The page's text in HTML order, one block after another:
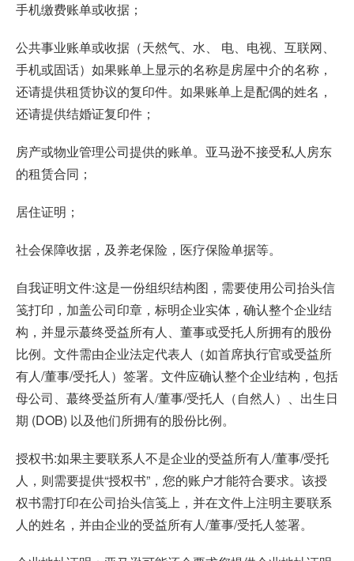
⼿机缴费账单或收据；
公共事业账单或收据（天然⽓、⽔、 电、电视、互联⽹、
⼿机或固话）如果账单上显⽰的名称是房屋中介的名称，
还请提供租赁协议的复印件。如果账单上是配偶的姓名，
还请提供结婚证复印件；
房产或物业管理公司提供的账单。亚⻢逊不接受私⼈房东
的租赁合同；
居住证明；
社会保障收据，及养⽼保险，医疗保险单据等。
自我证明文件:这是一份组织结构图，需要使用公司抬头信
笺打印，加盖公司印章，标明企业实体，确认整个企业结
构，并显示蕞终受益所有人、董事或受托人所拥有的股份
比例。文件需由企业法定代表人（如首席执行官或受益所
有人/董事/受托人）签署。文件应确认整个企业结构，包括
母公司、蕞终受益所有人/董事/受托人（自然人）、出生日
期 (DOB) 以及他们所拥有的股份比例。
授权书:如果主要联系人不是企业的受益所有人/董事/受托
人，则需要提供“授权书”，您的账户才能符合要求。该授
权书需打印在公司抬头信笺上，并在文件上注明主要联系
人的姓名，并由企业的受益所有人/董事/受托人签署。